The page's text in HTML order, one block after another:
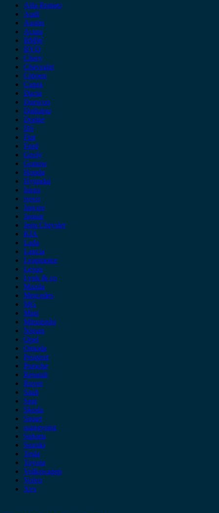
Alfa Romeo
Audi
Austin
Acura
BMW
BYD
Chery
Chevrolet
Citroen
Cupra
Dacia
Daewoo
Daihatsu
Dodge
DS
Fiat
Ford
Geely
Gonow
Honda
Hyundai
Isuzu
iveco
Jaecoo
Jaguar
Jeep Chrysler
KIA
Lada
Lancia
Leapmotor
Lexus
Lynk & co
Mazda
Mercedes
MG
Mini
Mitsubishi
Nissan
Opel
Omoda
Peugeot
Porsche
Renault
Rover
Saab
Seat
Skoda
Smart
ssangyong
Subaru
Suzuki
Tesla
Toyota
Volkswagen
Volvo
Xev